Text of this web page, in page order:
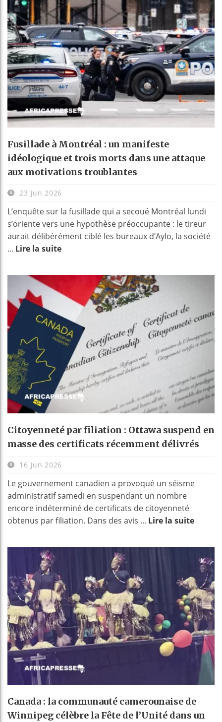
Fusillade à Montréal : un manifeste
idéologique et trois morts dans une attaque
aux motivations troublantes
23 Jun 2026
L’enquête sur la fusillade qui a secoué Montréal lundi
s’oriente vers une hypothèse préoccupante : le tireur
aurait délibérément ciblé les bureaux d’Aylo, la société
... Lire la suite
Citoyenneté par filiation : Ottawa suspend en
masse des certificats récemment délivrés
16 Jun 2026
Le gouvernement canadien a provoqué un séisme
administratif samedi en suspendant un nombre
encore indéterminé de certificats de citoyenneté
obtenus par filiation. Dans des avis ... Lire la suite
Canada : la communauté camerounaise de
Winnipeg célèbre la Fête de l’Unité dans un